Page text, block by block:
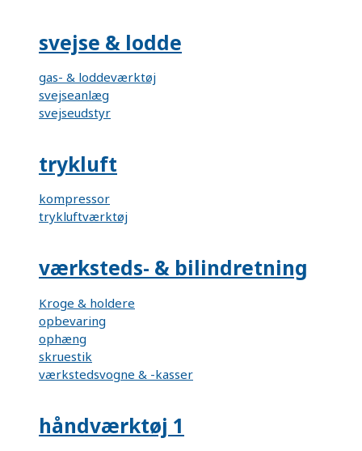
svejse & lodde
gas- & loddeværktøj
svejseanlæg
svejseudstyr
trykluft
kompressor
trykluftværktøj
værksteds- & bilindretning
Kroge & holdere
opbevaring
ophæng
skruestik
værkstedsvogne & -kasser
håndværktøj 1